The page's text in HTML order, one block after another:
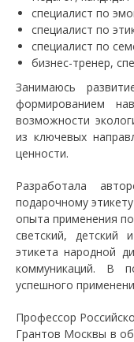
специалист по
специалист по
специалист по
бизнес-тренер,
Занимаюсь
формированием
возможности
из ключевых
ценности.
Разработала
подарочному
опыта применения
светский, детский
этикета народной
коммуникаций. В
успешного
Профессор
Грантов Москвы в